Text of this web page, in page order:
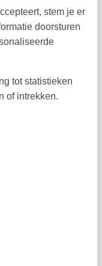
17 18
23 24 25
stem je er
doorsturen
tot statistieken
of intrekken.